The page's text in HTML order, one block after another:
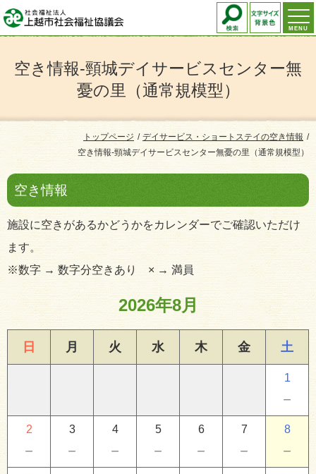
MENU
空き情報-頸城デイサービスセンター無
憂の里（通常規模型）
トップページ
デイサービス・ショートステイの空き情報
空き情報-頸城デイサービスセンター無憂の里（通常規模型）
空き情報
施設に空きがあるかどうかをカレンダーでご確認いただけ
ます。
※数字 → 数字分空きあり × → 満員
2026年8月
日 月 火 水 木 金 土
1
－
2
－
3
－
4
－
5
－
6
－
7
－
8
－